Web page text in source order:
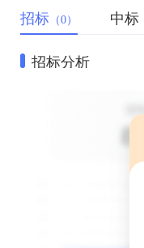
招标 （0） 中标
招标分析